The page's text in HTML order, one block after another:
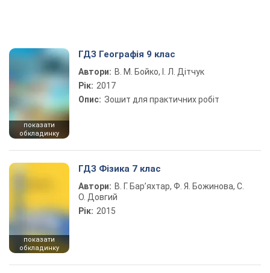
показати
обкладинку
ГДЗ Географія 9 клас
Автори: В. М. Бойко, І. Л. Дітчук
Рік: 2017
Опис: Зошит для практичних робіт
показати
обкладинку
ГДЗ Фізика 7 клас
Автори: В. Г. Бар’яхтар, Ф. Я. Божинова, С.
О. Довгий
Рік: 2015